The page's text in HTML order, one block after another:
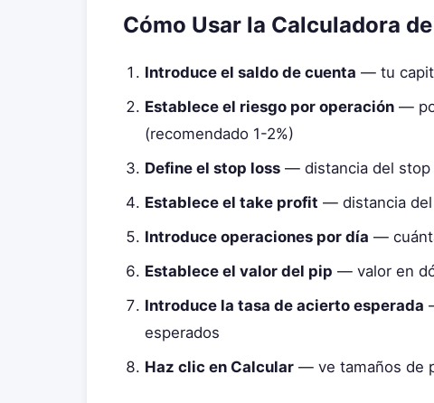
Cómo Usar la Calculadora
Introduce el saldo de cuenta — tu
Establece el riesgo por operación —
(recomendado 1-2%)
Define el stop loss — distancia del stop
Establece el take profit — distancia
Introduce operaciones por día —
Establece el valor del pip — valor en
Introduce la tasa de acierto esperada
esperados
Haz clic en Calcular — ve tamaños de